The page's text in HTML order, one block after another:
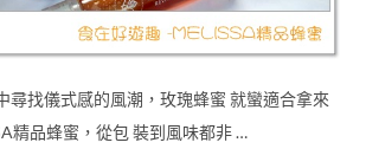
尋找儀式感的風潮，玫瑰蜂蜜 就蠻適合拿來
精品蜂蜜，從包 裝到風味都非 …